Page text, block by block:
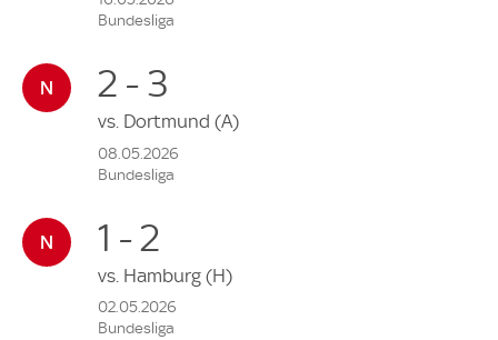
Bundesliga
2 - 3
vs. Dortmund (A)
08.05.2026
Bundesliga
1 - 2
vs. Hamburg (H)
02.05.2026
Bundesliga